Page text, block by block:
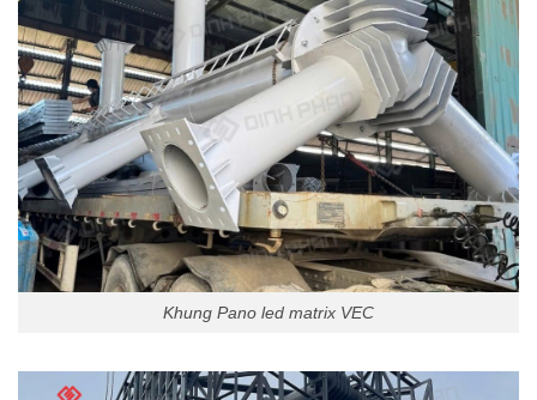
Khung Pano led matrix VEC